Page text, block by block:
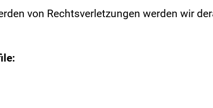
von Rechtsverletzungen werden wir